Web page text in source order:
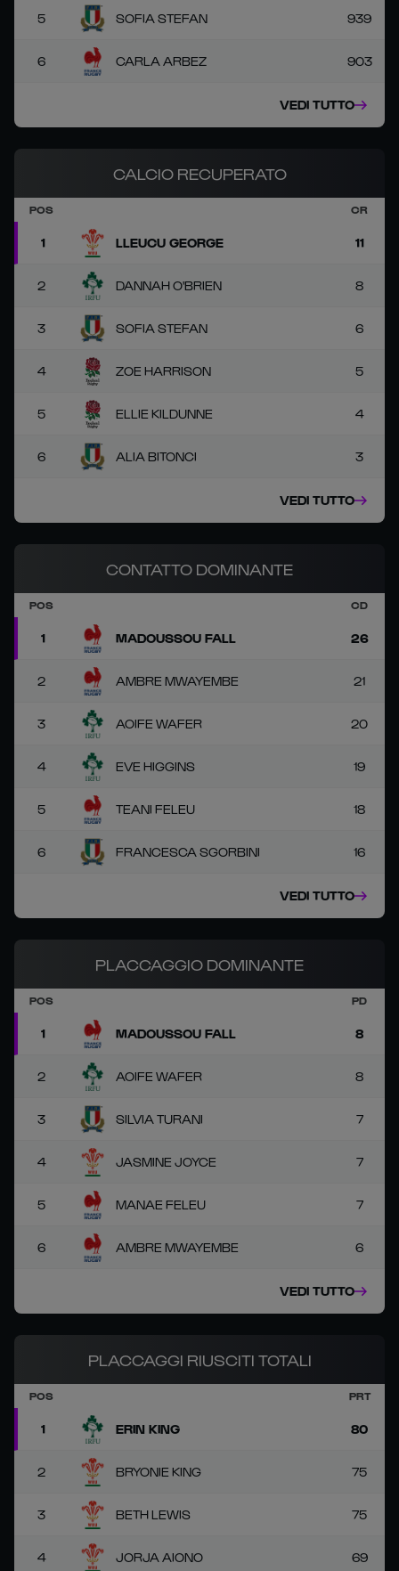
5 SOFIA STEFAN 939
6 CARLA ARBEZ 903
VEDI TUTTO
CALCIO RECUPERATO
POS CR
1 LLEUCU GEORGE 11
2 DANNAH O'BRIEN 8
3 SOFIA STEFAN 6
4 ZOE HARRISON 5
5 ELLIE KILDUNNE 4
6 ALIA BITONCI 3
VEDI TUTTO
CONTATTO DOMINANTE
POS CD
1 MADOUSSOU FALL 26
2 AMBRE MWAYEMBE 21
3 AOIFE WAFER 20
4 EVE HIGGINS 19
5 TEANI FELEU 18
6 FRANCESCA SGORBINI 16
VEDI TUTTO
PLACCAGGIO DOMINANTE
POS PD
1 MADOUSSOU FALL 8
2 AOIFE WAFER 8
3 SILVIA TURANI 7
4 JASMINE JOYCE 7
5 MANAE FELEU 7
6 AMBRE MWAYEMBE 6
VEDI TUTTO
PLACCAGGI RIUSCITI TOTALI
POS PRT
1 ERIN KING 80
2 BRYONIE KING 75
3 BETH LEWIS 75
4 JORJA AIONO 69